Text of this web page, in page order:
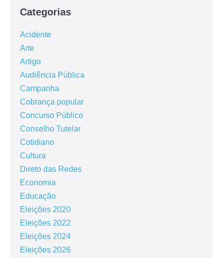
Categorias
Acidente
Arte
Artigo
Audiência Pública
Campanha
Cobrança popular
Concurso Público
Conselho Tutelar
Cotidiano
Cultura
Direto das Redes
Economia
Educação
Eleições 2020
Eleições 2022
Eleições 2024
Eleições 2026